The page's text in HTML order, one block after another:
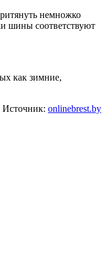
немножко
шины соответствуют
как зимние,
Источник: onlinebrest.by